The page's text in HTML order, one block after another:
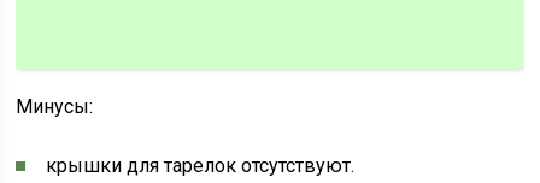
Минусы:
крышки для тарелок отсутствуют.